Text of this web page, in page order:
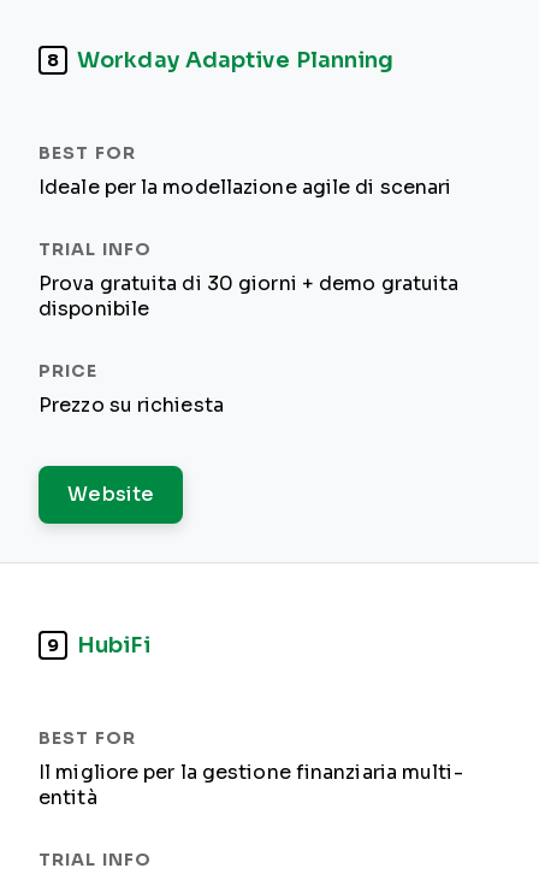
8 Workday Adaptive Planning
Ideale per la modellazione agile di scenari
Prova gratuita di 30 giorni + demo gratuita
disponibile
Prezzo su richiesta
Website
9 HubiFi
Il migliore per la gestione finanziaria multi-
entità